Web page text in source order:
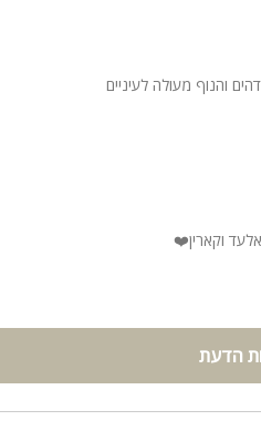
והנוף מעולה לעיניים
הדעת